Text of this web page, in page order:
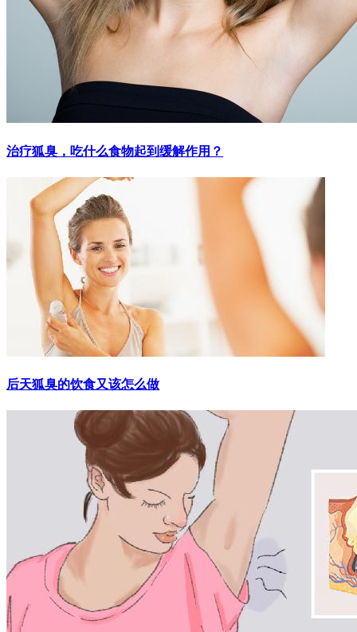
治疗狐臭，吃什么食物起到缓解作用？
后天狐臭的饮食又该怎么做